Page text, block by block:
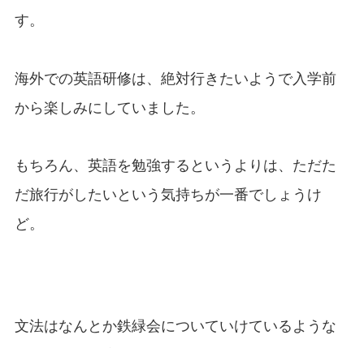
す。
海外での英語研修は、絶対行きたいようで入学前
から楽しみにしていました。
もちろん、英語を勉強するというよりは、ただた
だ旅行がしたいという気持ちが一番でしょうけ
ど。
文法はなんとか鉄緑会についていけているような